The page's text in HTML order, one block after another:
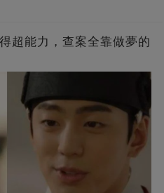
超能力，查案全靠做夢的